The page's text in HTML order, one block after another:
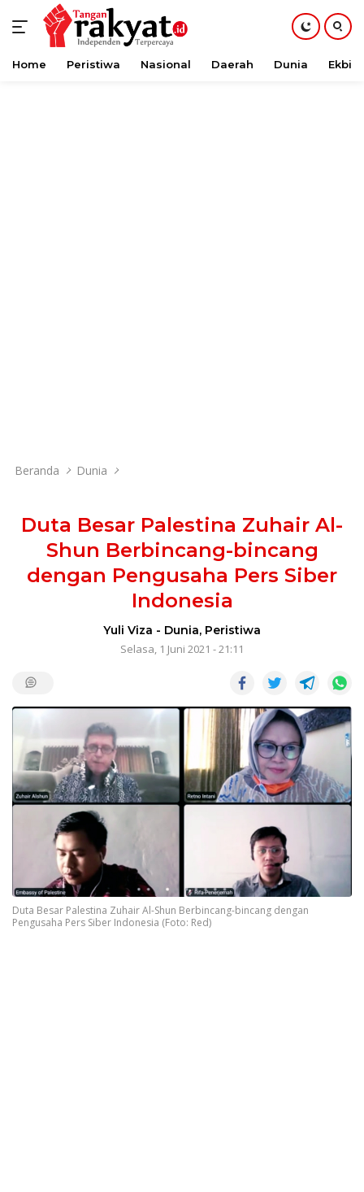
Langsung
Home Peristiwa Nasional Daerah Dunia Ekbis
Beranda Dunia
Duta Besar Palestina Zuhair Al-
Shun Berbincang-bincang
dengan Pengusaha Pers Siber
Indonesia
Yuli Viza - Dunia, Peristiwa
Selasa, 1 Juni 2021 - 21:11
Duta Besar Palestina Zuhair Al-Shun Berbincang-bincang dengan
Pengusaha Pers Siber Indonesia (Foto: Red)